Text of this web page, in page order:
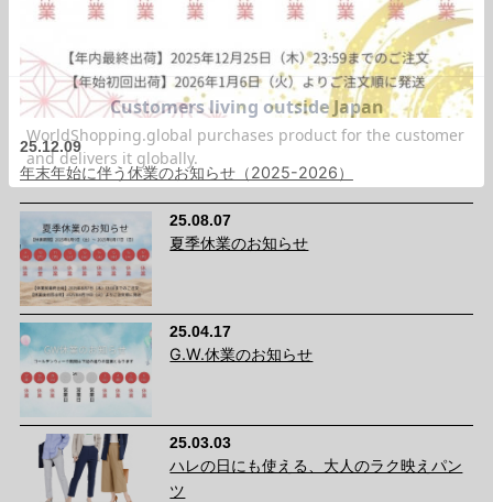
涼しいのに、きちんと上品。
サマーツィード調の転写プリントが、軽やかな素材感に上品さを
プラス。Tシャツを合わせるだけでもラフになりすぎず、大人ら
しい夏の装いに整えてくれます。
25.12.09
年末年始に伴う休業のお知らせ（2025-2026）
25.08.07
夏季休業のお知らせ
25.04.17
G.W.休業のお知らせ
25.03.03
ハレの日にも使える、大人のラク映えパン
ツ